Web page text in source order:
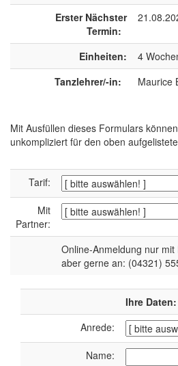
Erster Nächster
Termin:
Einheiten:
4
Tanzlehrer/-in:
Maurice
Mit Ausfüllen dieses Formulars
unkompliziert für den oben
Tarif:
Mit
Partner:
Online-Anmeldung nur
aber gerne an: (04321)
Ihre Daten:
Anrede:
Name: